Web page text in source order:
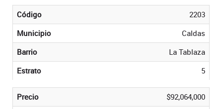
Código
2203
Municipio
Caldas
Barrio
La Tablaza
Estrato
5
Precio
$92,064,000